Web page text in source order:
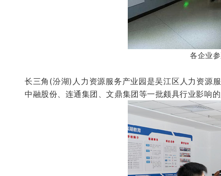
各企业
长三角(汾湖)人力资源服务产业园是吴江区人力资源
中融股份、连通集团、文鼎集团等一批颇具行业影响